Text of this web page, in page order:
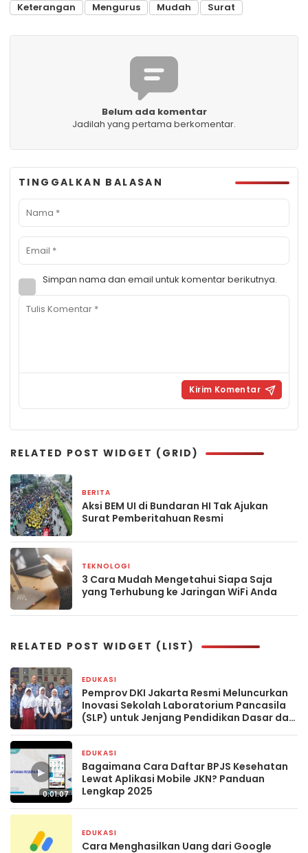
Keterangan Mengurus Mudah Surat
Belum ada komentar
Jadilah yang pertama berkomentar.
TINGGALKAN BALASAN
Simpan nama dan email untuk komentar berikutnya.
RELATED POST WIDGET (GRID)
BERITA
Aksi BEM UI di Bundaran HI Tak Ajukan
Surat Pemberitahuan Resmi
TEKNOLOGI
3 Cara Mudah Mengetahui Siapa Saja
yang Terhubung ke Jaringan WiFi Anda
RELATED POST WIDGET (LIST)
EDUKASI
Pemprov DKI Jakarta Resmi Meluncurkan
Inovasi Sekolah Laboratorium Pancasila
(SLP) untuk Jenjang Pendidikan Dasar dan
▶
0:01:07
EDUKASI
Bagaimana Cara Daftar BPJS Kesehatan
Lewat Aplikasi Mobile JKN? Panduan
Lengkap 2025
EDUKASI
Cara Menghasilkan Uang dari Google